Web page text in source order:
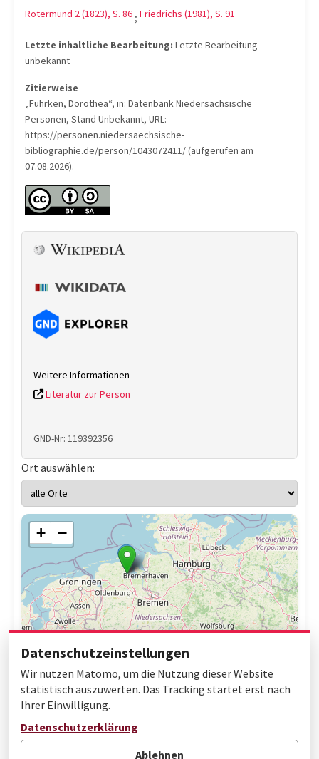
Rotermund 2 (1823), S. 86 ; Friedrichs (1981), S. 91
Letzte inhaltliche Bearbeitung: Letzte Bearbeitung
unbekannt
Zitierweise
„Fuhrken, Dorothea“, in: Datenbank Niedersächsische
Personen, Stand Unbekannt, URL:
https://personen.niedersaechsische-
bibliographie.de/person/1043072411/ (aufgerufen am
07.08.2026).
Weitere Informationen
Literatur zur Person
GND-Nr: 119392356
Ort auswählen:
+ −
Datenschutzeinstellungen
Wir nutzen Matomo, um die Nutzung dieser Website
statistisch auszuwerten. Das Tracking startet erst nach
Ihrer Einwilligung.
Datenschutzerklärung
Ablehnen